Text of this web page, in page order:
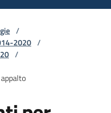
/
2020 /
/